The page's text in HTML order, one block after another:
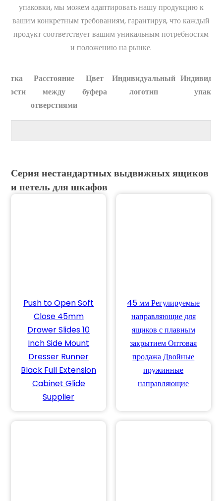
упаковки, мы можем адаптировать нашу продукцию к
вашим конкретным требованиям, гарантируя, что каждый
продукт соответствует вашим уникальным потребностям
и положению на рынке.
Расстояние
между
отверстиями
Цвет
буфера
Индивидуальный
логотип
Серия нестандартных выдвижных ящиков
и петель для шкафов
Push to Open Soft
Close 45mm
Drawer Slides 10
Inch Side Mount
Dresser Runner
Black Full Extension
Cabinet Glide
Supplier
45 мм Регулируемые
направляющие для
ящиков с плавным
закрытием Оптовая
продажа Двойные
пружинные
направляющие